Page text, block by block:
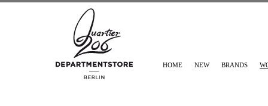
HOME NEW BRANDS